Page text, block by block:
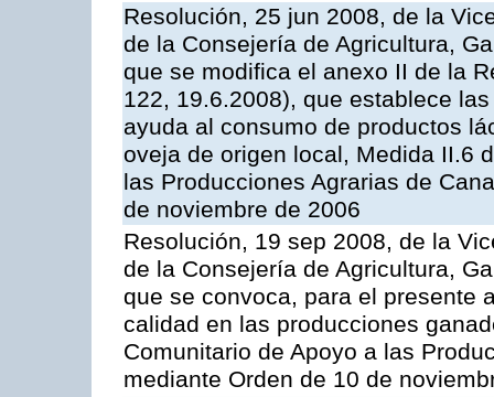
Resolución, 25 jun 2008, de la
de la Consejería de Agricultura,
que se modifica el anexo II de la
122, 19.6.2008), que establece
ayuda al consumo de productos
oveja de origen local, Medida II.6
las Producciones Agrarias de
de noviembre de 2006
Resolución, 19 sep 2008, de la
de la Consejería de Agricultura,
que se convoca, para el presente
calidad en las producciones
Comunitario de Apoyo a las
mediante Orden de 10 de